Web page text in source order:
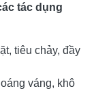
tác dụng
tiêu chảy, đầy
váng, khô